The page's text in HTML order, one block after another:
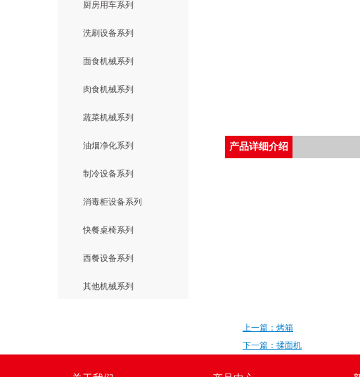
厨房用车系列
洗刷设备系列
面食机械系列
肉食机械系列
蔬菜机械系列
油烟净化系列
制冷设备系列
消毒柜设备系列
快餐桌椅系列
西餐设备系列
其他机械系列
产品详细介绍
上一篇：烤箱
下一篇：揉面机